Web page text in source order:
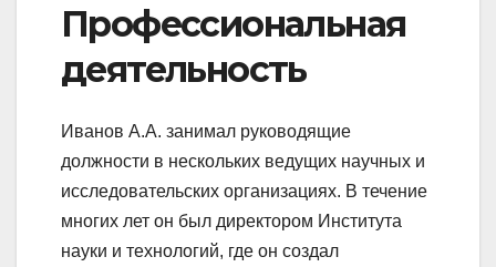
Профессиональная
деятельность
Иванов А.А. занимал руководящие
должности в нескольких ведущих научных и
исследовательских организациях. В течение
многих лет он был директором Института
науки и технологий, где он создал